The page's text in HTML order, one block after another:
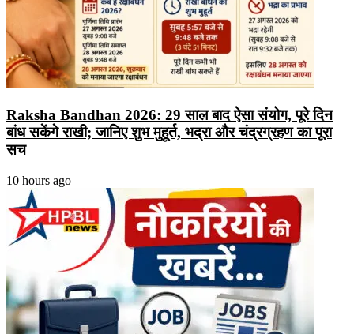
Raksha Bandhan 2026: 29 साल बाद ऐसा संयोग, पूरे दिन
बांध सकेंगे राखी; जानिए शुभ मुहूर्त, भद्रा और चंद्रग्रहण का पूरा
सच
10 hours ago